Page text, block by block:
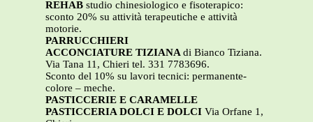
REHAB studio chinesiologico e fisoterapico:
sconto 20% su attività terapeutiche e attività
motorie.
PARRUCCHIERI
ACCONCIATURE TIZIANAdi Bianco Tiziana.
Via Tana 11, Chieri tel. 331 7783696.
Sconto del 10% su lavori tecnici: permanente-
colore – meche.
PASTICCERIE E CARAMELLE
PASTICCERIA DOLCI E DOLCI Via Orfane 1,